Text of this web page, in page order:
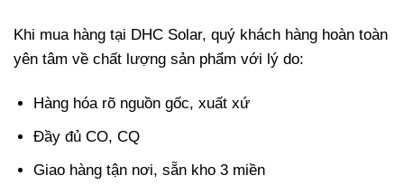
Khi mua hàng tại DHC Solar, quý khách hàng hoàn toàn
yên tâm về chất lượng sản phẩm với lý do:
Hàng hóa rõ nguồn gốc, xuất xứ
Đầy đủ CO, CQ
Giao hàng tận nơi, sẵn kho 3 miền